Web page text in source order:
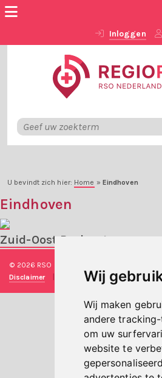
Wij
Wij maken
andere
om uw
website te
Inloggen
U bevindt zich hier: Home » Eindhoven
Eindhoven
Zuid-Oost Brabant
© 2026 RSO Nederland
Disclaimer
Privacy verklaring |